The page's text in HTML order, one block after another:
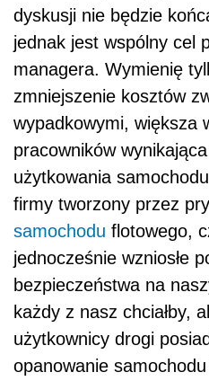
dyskusji nie będzie
jednak jest wspólny cel
managera. Wymienię
zmniejszenie kosztów
wypadkowymi, większa
pracowników
użytkowania
firmy tworzony przez
samochodu flotowego,
jednocześnie wzniosłe
bezpieczeństwa na
każdy z nasz chciałby,
użytkownicy drogi
opanowanie